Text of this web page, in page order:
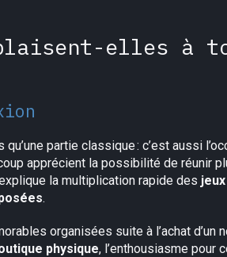
elles à
partie classique : c’est aussi
apprécient la possibilité de réunir
la multiplication rapide des
.
organisées suite à l’achat d’un
physique, l’enthousiasme pour